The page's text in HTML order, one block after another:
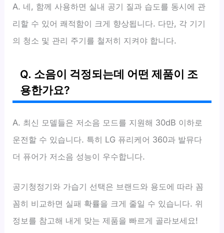
A. 네, 함께 사용하면 실내 공기 질과 습도를 동시에 관
리할 수 있어 쾌적함이 크게 향상됩니다. 다만, 각 기기
의 청소 및 관리 주기를 철저히 지켜야 합니다.
Q. 소음이 걱정되는데 어떤 제품이 조
용한가요?
A. 최신 모델들은 저소음 모드를 지원해 30dB 이하로
운전할 수 있습니다. 특히 LG 퓨리케어 360과 발뮤다
더 퓨어가 저소음 성능이 우수합니다.
공기청정기와 가습기 선택은 브랜드와 용도에 따라 꼼
꼼히 비교하면 실패 확률을 크게 줄일 수 있습니다. 위
정보를 참고해 내게 맞는 제품을 빠르게 골라보세요!